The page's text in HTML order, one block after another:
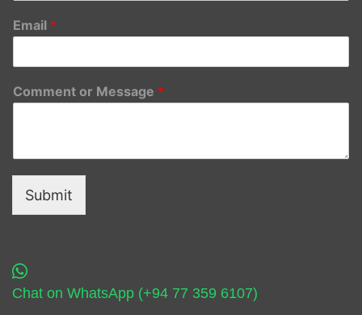
Email *
Comment or Message *
Submit
Chat on WhatsApp (+94 77 359 6107)